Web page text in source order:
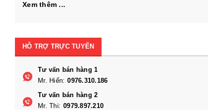
Xem thêm ...
HỖ TRỢ TRỰC TUYẾN
Tư vấn bán hàng 1
Mr. Hiến: 0976.310.186
Tư vấn bán hàng 2
Mr. Thi: 0979.897.210